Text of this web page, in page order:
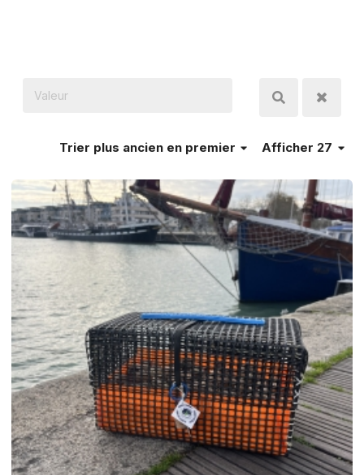
Afficher 27
Trier plus ancien en premier